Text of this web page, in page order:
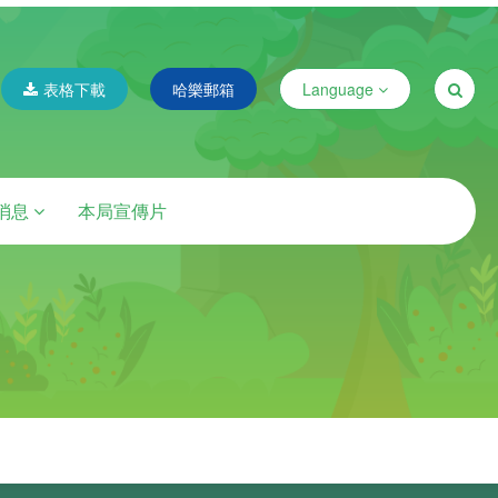
表格下載 哈樂郵箱 Language
息 本局宣傳片